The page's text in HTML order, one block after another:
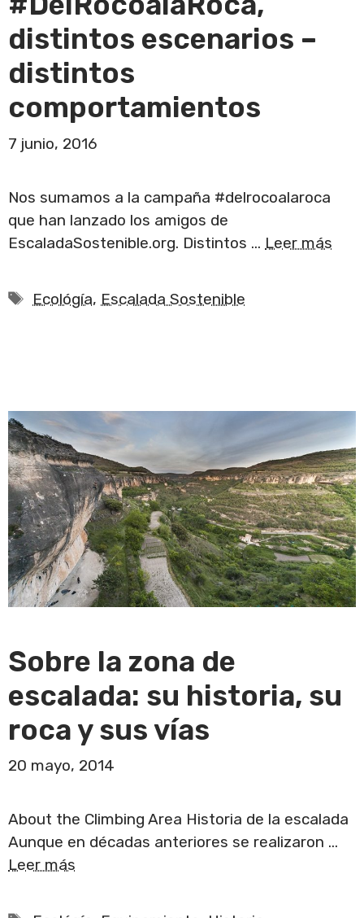
distintos escenarios –
distintos
comportamientos
7 junio, 2016
Nos sumamos a la campaña ‪#‎delrocoalaroca‬
que han lanzado los amigos de
EscaladaSostenible.org. Distintos … Leer más
Etiquetas
Ecológía, Escalada Sostenible
Sobre la zona de
escalada: su historia, su
roca y sus vías
20 mayo, 2014
About the Climbing Area Historia de la escalada
Aunque en décadas anteriores se realizaron …
Leer más